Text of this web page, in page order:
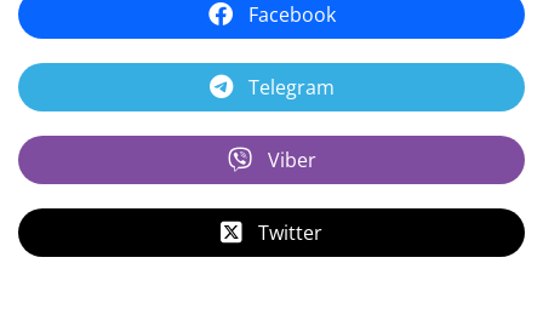
Facebook
Telegram
Viber
Twitter